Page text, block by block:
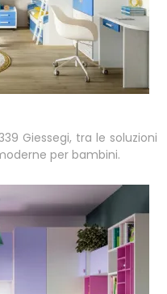
Giessegi, tra le soluzioni
per bambini.